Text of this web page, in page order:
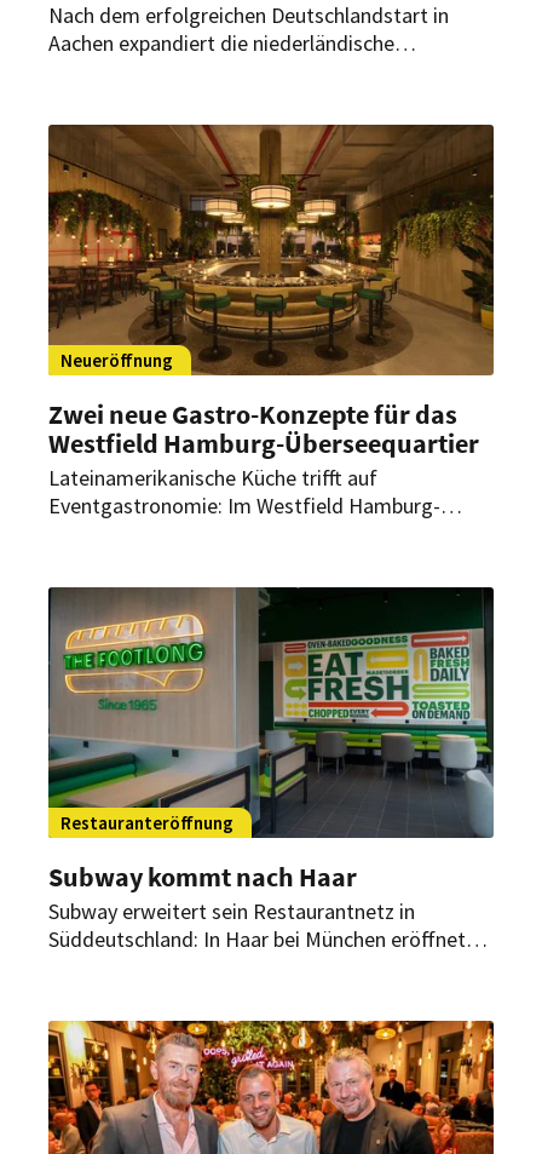
Nach dem erfolgreichen Deutschlandstart in
Aachen expandiert die niederländische
Standort eröffnen.
Neueröffnung
Zwei neue Gastro-Konzepte für das
Westfield Hamburg-Überseequartier
Lateinamerikanische Küche trifft auf
Eventgastronomie: Im Westfield Hamburg-
Umsetzung stehen nun fest.
Restauranteröffnung
Subway kommt nach Haar
Subway erweitert sein Restaurantnetz in
Süddeutschland: In Haar bei München eröffnet